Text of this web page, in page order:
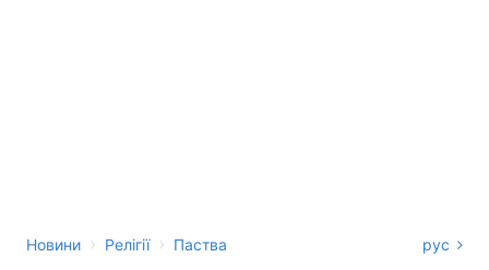
Новини › Релігії › Паства рус